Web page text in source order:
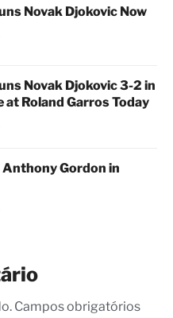
Novak Djokovic Now
Novak Djokovic 3-2 in
Roland Garros Today
Gordon in
Campos obrigatórios